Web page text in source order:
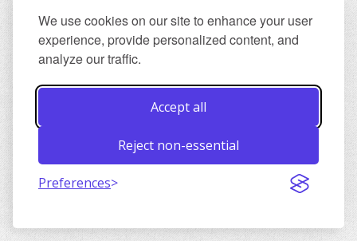
We use cookies on our site to enhance your user
experience, provide personalized content, and
analyze our traffic.
Accept all
Reject non-essential
Preferences